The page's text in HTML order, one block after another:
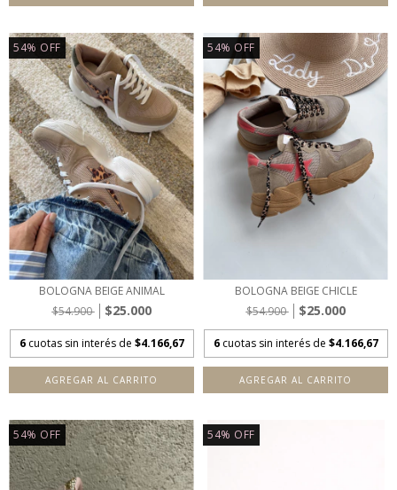
54% OFF
BOLOGNA BEIGE ANIMAL
$54.900
$25.000
6 cuotas sin interés de $4.166,67
AGREGAR AL CARRITO
54% OFF
BOLOGNA BEIGE CHICLE
$54.900
$25.000
6 cuotas sin interés de $4.166,67
AGREGAR AL CARRITO
54% OFF 54% OFF